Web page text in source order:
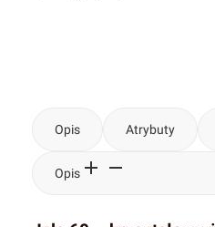
Opis Atrybuty
Opis